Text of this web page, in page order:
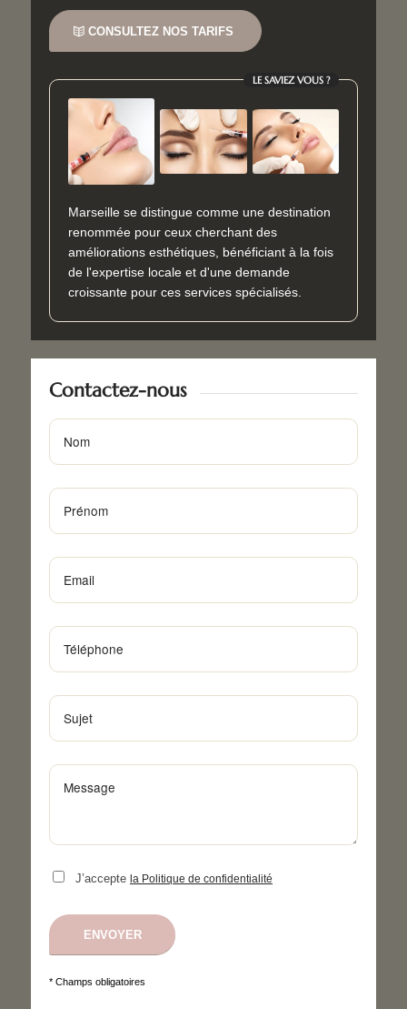
CONSULTEZ NOS TARIFS
LE SAVIEZ VOUS ?
Marseille se distingue comme une destination
renommée pour ceux cherchant des
améliorations esthétiques, bénéficiant à la fois
de l'expertise locale et d'une demande
croissante pour ces services spécialisés.
Contactez-nous
J’accepte la Politique de confidentialité
* Champs obligatoires